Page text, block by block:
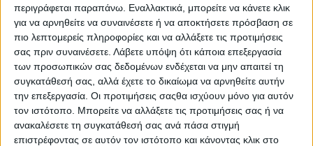
περιγράφεται παραπάνω. Εναλλακτικά, μπορείτε να κάνετε κλικ
για να αρνηθείτε να συναινέσετε ή να αποκτήσετε πρόσβαση σε
πιο λεπτομερείς πληροφορίες και να αλλάξετε τις προτιμήσεις
σας πριν συναινέσετε. Λάβετε υπόψη ότι κάποια επεξεργασία
των προσωπικών σας δεδομένων ενδέχεται να μην απαιτεί τη
συγκατάθεσή σας, αλλά έχετε το δικαίωμα να αρνηθείτε αυτήν
την επεξεργασία. Οι προτιμήσεις σαςθα ισχύουν μόνο για αυτόν
τον ιστότοπο. Μπορείτε να αλλάξετε τις προτιμήσεις σας ή να
ανακαλέσετε τη συγκατάθεσή σας ανά πάσα στιγμή
επιστρέφοντας σε αυτόν τον ιστότοπο και κάνοντας κλικ στο